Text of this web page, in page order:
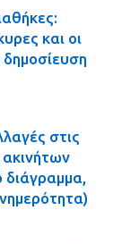
και οι
στις
ακινήτων
διάγραμμα,